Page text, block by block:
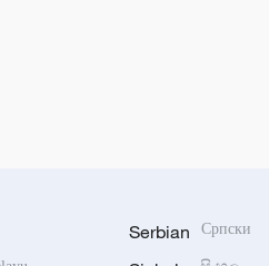
Serbian Српски